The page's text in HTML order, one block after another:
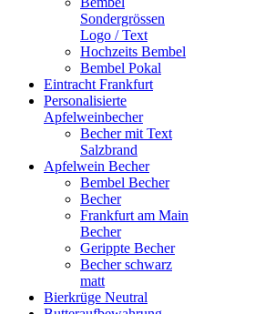
Sondergrössen
Logo / Text
Hochzeits Bembel
Bembel Pokal
Eintracht Frankfurt
Personalisierte
Apfelweinbecher
Becher mit Text
Salzbrand
Apfelwein Becher
Bembel Becher
Becher
Frankfurt am Main
Becher
Gerippte Becher
Becher schwarz
matt
Bierkrüge Neutral